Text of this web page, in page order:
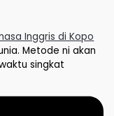
Inggris di Kopo
Metode ni akan
singkat